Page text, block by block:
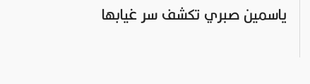
ياسمين صبري تكشف سر غيابها